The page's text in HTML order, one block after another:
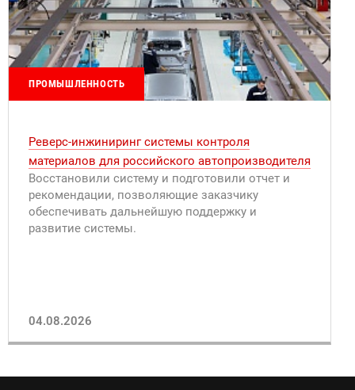
ПРОМЫШЛЕННОСТЬ
Реверс-инжиниринг системы контроля
материалов для российского автопроизводителя
Восстановили систему и подготовили отчет и
рекомендации, позволяющие заказчику
обеспечивать дальнейшую поддержку и
развитие системы.
04.08.2026